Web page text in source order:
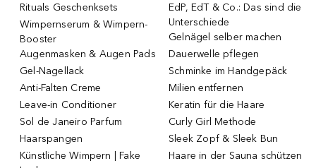
Rituals Geschenksets
Wimpernserum & Wimpern-
Booster
Augenmasken & Augen Pads
Gel-Nagellack
Anti-Falten Creme
Leave-in Conditioner
Sol de Janeiro Parfum
Haarspangen
Künstliche Wimpern | Fake
EdP, EdT & Co.: Das sind die
Unterschiede
Gelnägel selber machen
Dauerwelle pflegen
Schminke im Handgepäck
Milien entfernen
Keratin für die Haare
Curly Girl Methode
Sleek Zopf & Sleek Bun
Haare in der Sauna schützen